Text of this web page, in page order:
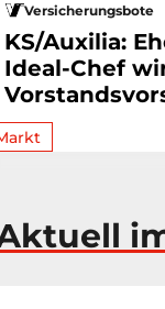
Versicherungsbote
KS/Auxilia:
Ideal-Chef